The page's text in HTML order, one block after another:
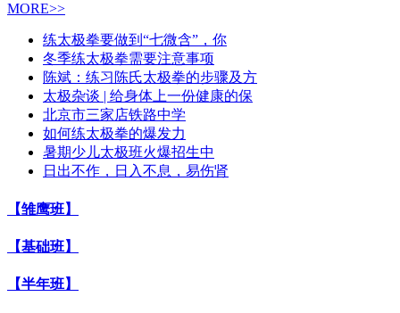
MORE>>
练太极拳要做到“七微含”，你
冬季练太极拳需要注意事项
陈斌：练习陈氏太极拳的步骤及方
太极杂谈 | 给身体上一份健康的保
北京市三家店铁路中学
如何练太极拳的爆发力
暑期少儿太极班火爆招生中
日出不作，日入不息，易伤肾
【雏鹰班】
【基础班】
【半年班】